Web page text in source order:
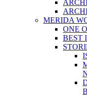
MERIDA
ONE
BEST